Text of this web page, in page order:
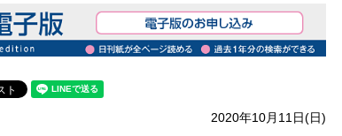
2020年10月11日(日)